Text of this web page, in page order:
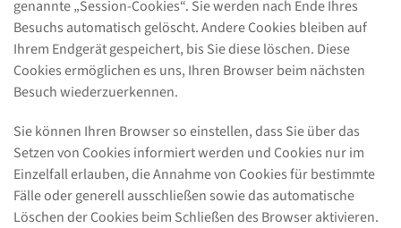
genannte „Session-Cookies“. Sie werden nach Ende Ihres
Besuchs automatisch gelöscht. Andere Cookies bleiben auf
Ihrem Endgerät gespeichert, bis Sie diese löschen. Diese
Cookies ermöglichen es uns, Ihren Browser beim nächsten
Besuch wiederzuerkennen.
Sie können Ihren Browser so einstellen, dass Sie über das
Setzen von Cookies informiert werden und Cookies nur im
Einzelfall erlauben, die Annahme von Cookies für bestimmte
Fälle oder generell ausschließen sowie das automatische
Löschen der Cookies beim Schließen des Browser aktivieren.